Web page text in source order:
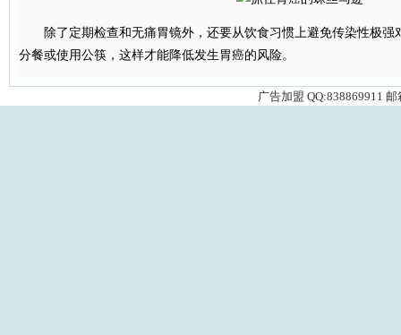
除了定期检查和无痛胃镜外，还要从饮食习惯上避免传染性极强
分餐或使用公筷，这样才能降低发生胃癌的风险。
广告加盟 QQ:838869911